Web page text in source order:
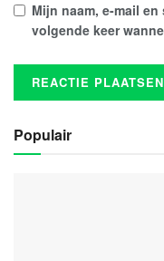
Mijn naam, e-mail
volgende keer
Populair